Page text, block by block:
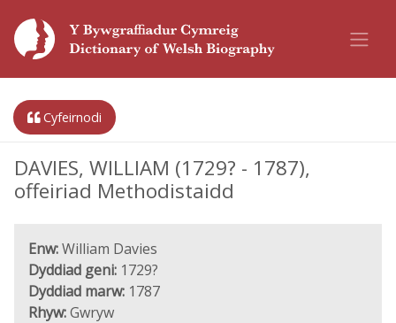
Cyfeirnodi
DAVIES, WILLIAM (1729? - 1787),
offeiriad Methodistaidd
Enw:William Davies
Dyddiad geni: 1729?
Dyddiad marw: 1787
Rhyw:Gwryw